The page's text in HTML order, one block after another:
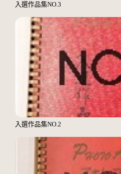
入選作品集NO.3
入選作品集NO.2